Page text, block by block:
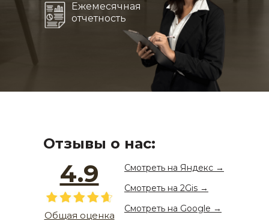
Ежемесячная
отчетность
4.9
Общая оценка
Смотреть на Яндекс →
Смотреть на 2Gis →
Смотреть на Google →
Отзывы о нас: